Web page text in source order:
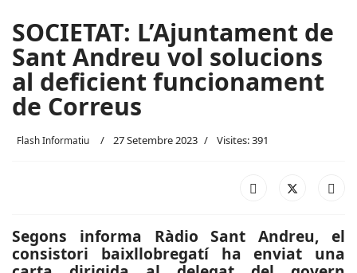
SOCIETAT: L’Ajuntament de
Sant Andreu vol solucions
al deficient funcionament
de Correus
Flash Informatiu 27 Setembre 2023 Visites: 391
Segons informa Ràdio Sant Andreu, el
consistori baixllobregatí ha enviat una